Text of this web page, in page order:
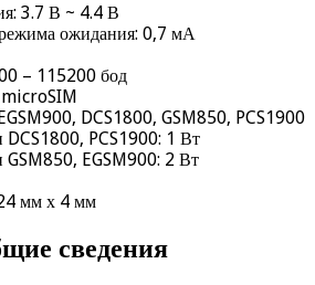
3.7 В ~ 4.4 В
ожидания: 0,7 мА
– 115200 бод
DCS1800, GSM850, PCS1900
PCS1900: 1 Вт
EGSM900: 2 Вт
мм х 4 мм
сведения